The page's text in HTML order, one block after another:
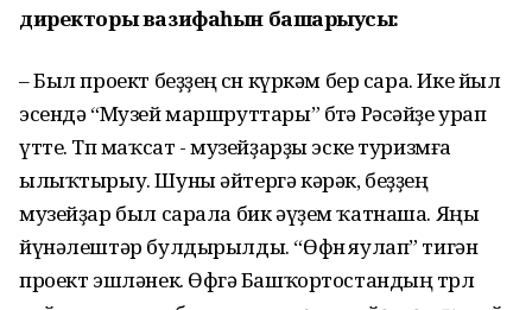
директоры вазифаһын башҡарыусы:
– Был проект беҙҙең өсөн күркәм бер сара. Ике йыл
эсендә “Музей маршруттары” бөтә Рәсәйҙе урап
үтте. Төп маҡсат - музейҙарҙы эске туризмға
ылыҡтырыу. Шуны әйтергә кәрәк, беҙҙең
музейҙар был сарала бик әүҙем ҡатнаша. Яңы
йүнәлештәр булдырылды. “Өфөнө яулап” тигән
проект эшләнек. Өфөгә Башҡортостандың төрлө